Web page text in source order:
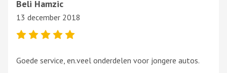
Beli Hamzic
13 december 2018
Goede service, en.veel onderdelen voor jongere autos.